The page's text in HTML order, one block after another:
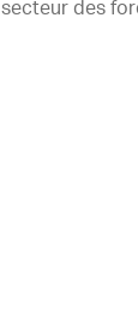
secteur des